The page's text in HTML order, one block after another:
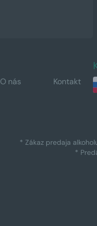
O nás Kontakt
* Zákaz predaja
*